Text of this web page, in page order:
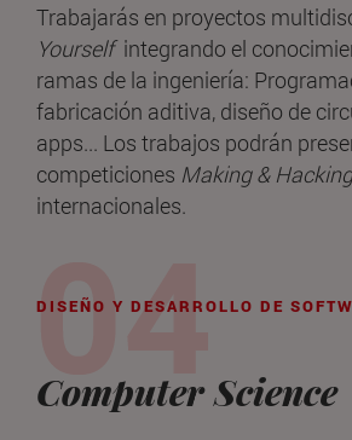
Trabajarás en proyectos
Yourself integrando el
ramas de la ingeniería:
fabricación aditiva, diseño de
apps... Los trabajos podrán
competiciones Making & Hacking
internacionales.
DISEÑO Y DESARROLLO DE
Computer Science